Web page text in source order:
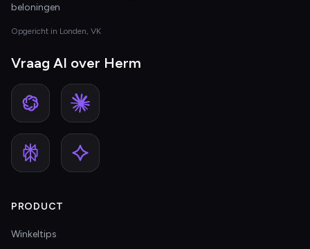
beloningen
Opgericht in Londen, VK
Vraag AI over Herm
PRODUCT
Winkeltips